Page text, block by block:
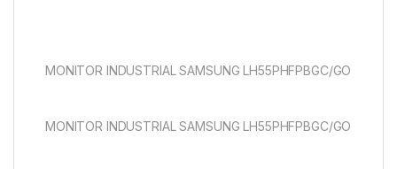
MONITOR INDUSTRIAL SAMSUNG LH55PHFPBGC/GO
MONITOR INDUSTRIAL SAMSUNG LH55PHFPBGC/GO